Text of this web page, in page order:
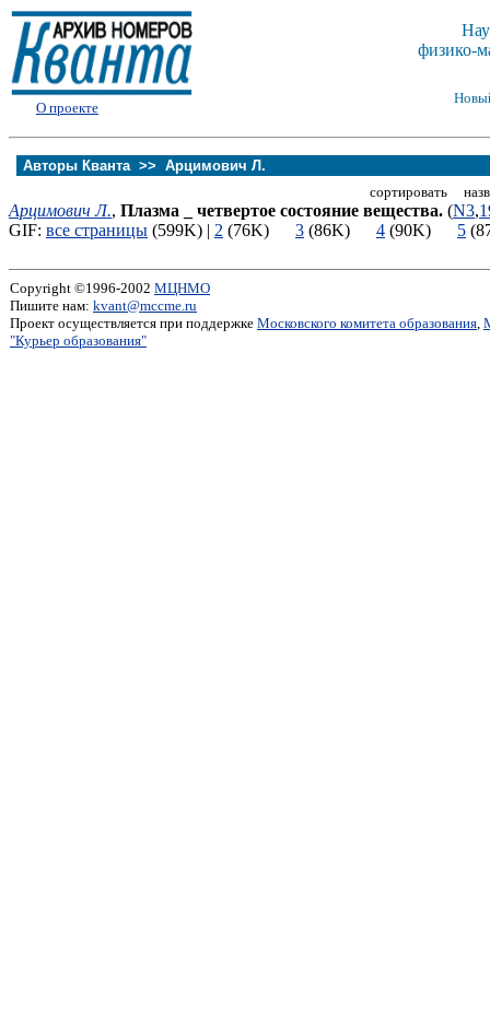
О проекте
физико-
Авторы Кванта >> Арцимович Л.
сортировать
Арцимович Л., Плазма _ четвертое состояние вещества. (N3,
GIF: все страницы (599K) | 2 (76K) 3 (86K) 4 (90K) 5
Copyright ©1996-2002 МЦНМО
Пишите нам: kvant@mccme.ru
Проект осуществляется при поддержке Московского комитета образования,
"Курьер образования"